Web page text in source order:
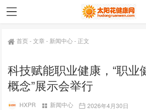
首页-文章- 新闻中心- 正文
科技赋能职业健康，“职业
概念”展示会举行
HXPR 新闻中心
2026年4月30日